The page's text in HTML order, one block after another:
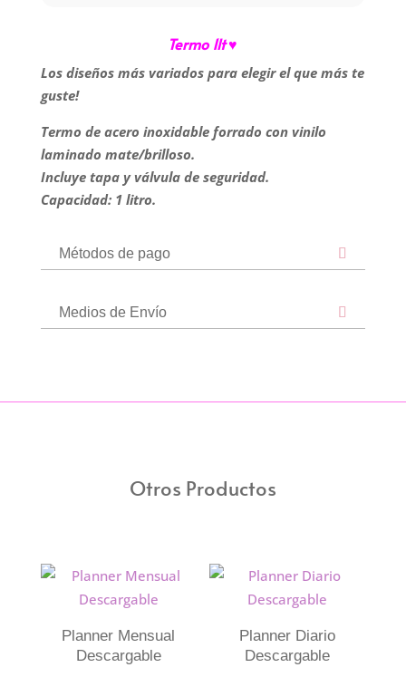
Termo 1lt ♥
Los diseños más variados para elegir el que más te
guste!
Termo de acero inoxidable forrado con vinilo
laminado mate/brilloso.
Incluye tapa y válvula de seguridad.
Capacidad: 1 litro.
Métodos de pago
Medios de Envío
Otros Productos
Planner Mensual
Descargable
Planner Diario
Descargable